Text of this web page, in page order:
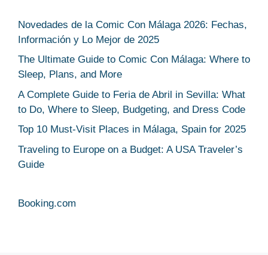
Novedades de la Comic Con Málaga 2026: Fechas,
Información y Lo Mejor de 2025
The Ultimate Guide to Comic Con Málaga: Where to
Sleep, Plans, and More
A Complete Guide to Feria de Abril in Sevilla: What
to Do, Where to Sleep, Budgeting, and Dress Code
Top 10 Must-Visit Places in Málaga, Spain for 2025
Traveling to Europe on a Budget: A USA Traveler’s
Guide
Booking.com